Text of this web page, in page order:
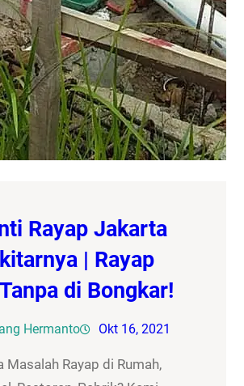
Rayap Jakarta
| Rayap
di Bongkar!
Hermanto Okt 16, 2021
Masalah Rayap di Rumah,